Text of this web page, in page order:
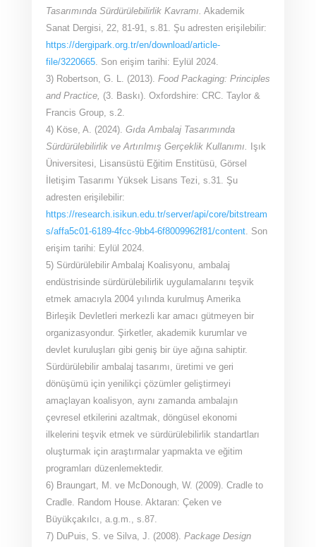
Tasarımında Sürdürülebilirlik Kavramı. Akademik
Sanat Dergisi, 22, 81-91, s.81. Şu adresten erişilebilir:
https://dergipark.org.tr/en/download/article-
file/3220665. Son erişim tarihi: Eylül 2024.
3) Robertson, G. L. (2013). Food Packaging: Principles
and Practice, (3. Baskı). Oxfordshire: CRC. Taylor &
Francis Group, s.2.
4) Köse, A. (2024). Gıda Ambalaj Tasarımında
Sürdürülebilirlik ve Artırılmış Gerçeklik Kullanımı.
Işık
Üniversitesi, Lisansüstü Eğitim Enstitüsü, Görsel
İletişim Tasarımı Yüksek Lisans Tezi, s.31. Şu
adresten erişilebilir:
https://research.isikun.edu.tr/server/api/core/bitstream
s/affa5c01-6189-4fcc-9bb4-6f8009962f81/content. Son
erişim tarihi: Eylül 2024.
5) Sürdürülebilir Ambalaj Koalisyonu, ambalaj
endüstrisinde sürdürülebilirlik uygulamalarını teşvik
etmek amacıyla 2004 yılında kurulmuş Amerika
Birleşik Devletleri merkezli kar amacı gütmeyen bir
organizasyondur. Şirketler, akademik kurumlar ve
devlet kuruluşları gibi geniş bir üye ağına sahiptir.
Sürdürülebilir ambalaj tasarımı, üretimi ve geri
dönüşümü için yenilikçi çözümler geliştirmeyi
amaçlayan koalisyon, aynı zamanda ambalajın
çevresel etkilerini azaltmak, döngüsel ekonomi
ilkelerini teşvik etmek ve sürdürülebilirlik standartları
oluşturmak için araştırmalar yapmakta ve eğitim
programları düzenlemektedir.
6) Braungart, M. ve McDonough, W. (2009). Cradle to
Cradle. Random House. Aktaran: Çeken ve
Büyükçakılcı, a.g.m., s.87.
7) DuPuis, S. ve Silva, J. (2008). Package Design